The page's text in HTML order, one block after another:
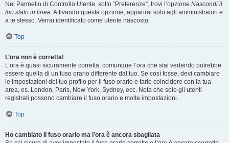
Nel Pannello di Controllo Utente, sotto “Preferenze”, trovi l’opzione Nascondi il
tuo stato in linea. Attivando questa opzione, apparirai solo agli amministratori e
a te stesso. Verrai identificato come utente nascosto.
Top
L’ora non è corretta!
L’ora è quasi sicuramente corretta, comunque l’ora che stai vedendo potrebbe
essere quella di un fuso orario differente dal tuo. Se così fosse, devi cambiare
le impostazioni del tuo profilo per il fuso orario e farlo coincidere con la tua
area, es. London, Paris, New York, Sydney, ecc. Nota che solo gli utenti
registrati possono cambiare il fuso orario e molte impostazioni.
Top
Ho cambiato il fuso orario ma l’ora è ancora sbagliata